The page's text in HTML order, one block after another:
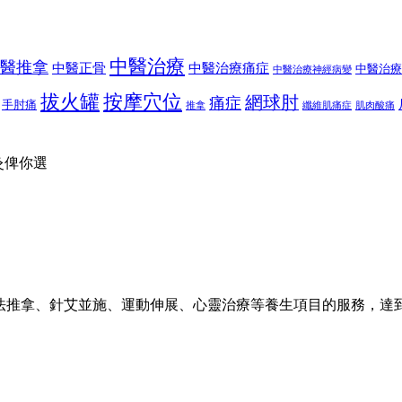
推拿 中醫正骨 中醫治療 中醫治療痛症 中醫治療神經病變 中醫治
手肘痛 拔火罐按摩穴位 推拿 痛症 網球肘 纖維肌痛症 肌肉酸痛
拿、針艾並施、運動伸展、心靈治療等養生項目的服務，